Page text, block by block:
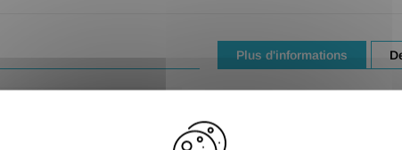
POSSIBLES
Plus d'informations
Les corniéres
s'avérer très utile
l'industrie comme